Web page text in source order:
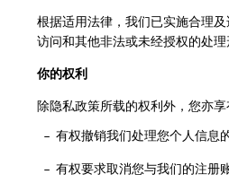
根据适用法律，我们已实施合理
访问和其他非法或未经授权的处理
你的权利
除隐私政策所载的权利外，您亦享
有权撤销我们处理您个人信息
有权要求取消您与我们的注册